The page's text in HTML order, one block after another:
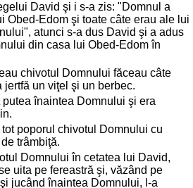
David şi i s-a zis: "Domnul a
Obed-Edom şi toate câte erau ale lui
atunci s-a dus David şi a adus
din casa lui Obed-Edom în
chivotul Domnului făceau câte
un viţel şi un berbec.
înaintea Domnului şi era
poporul chivotul Domnului cu
trâmbiţă.
Domnului în cetatea lui David,
uita pe fereastră şi, văzând pe
jucând înaintea Domnului, l-a